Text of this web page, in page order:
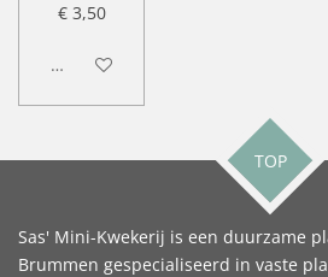
€ 3,50
Uitgeschakeld
TOP
Sas' Mini-Kwekerij is een duurzame
Brummen gespecialiseerd in vaste